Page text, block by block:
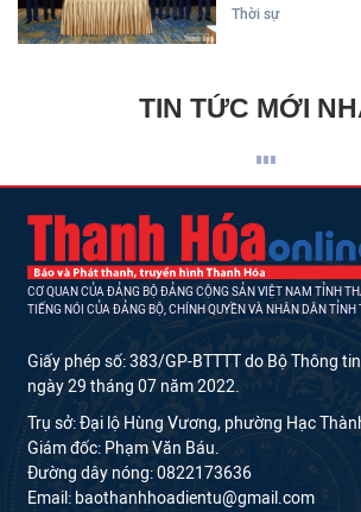
Thời sự
TIN TỨC MỚI
CƠ QUAN CỦA ĐẢNG BỘ ĐẢNG CỘNG SẢN VIỆT NAM TỈNH
TIẾNG NÓI CỦA ĐẢNG BỘ, CHÍNH QUYỀN VÀ NHÂN DÂN TỈNH
Giấy phép số: 383/GP-BTTTT do Bộ Thông
ngày 29 tháng 07 năm 2022.
Trụ sở: Đại lộ Hùng Vương, phường Hạc
Giám đốc: Phạm Văn Báu.
Đường dây nóng: 0822173636
Email: baothanhhoadientu@gmail.com